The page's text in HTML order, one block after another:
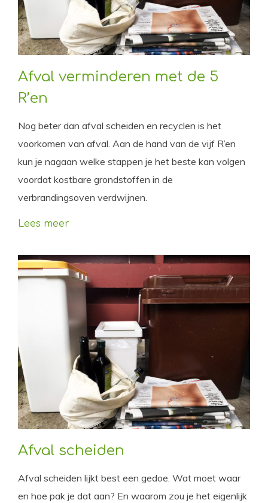
Afval verminderen met de 5
R’en
Nog beter dan afval scheiden en recyclen is het
voorkomen van afval. Aan de hand van de vijf R’en
kun je nagaan welke stappen je het beste kan volgen
voordat kostbare grondstoffen in de
verbrandingsoven verdwijnen.
Lees meer
Afval scheiden
Afval scheiden lijkt best een gedoe. Wat moet waar
en hoe pak je dat aan? En waarom zou je het eigenlijk